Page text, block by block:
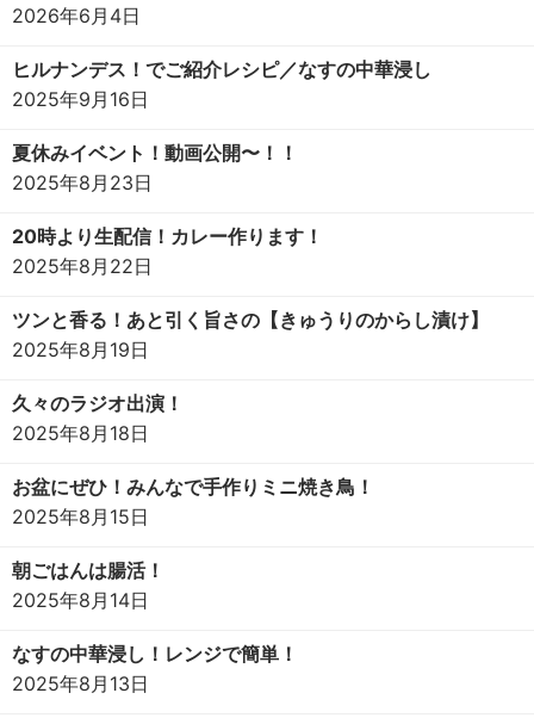
2026年6月4日
ヒルナンデス！でご紹介レシピ／なすの中華浸し
2025年9月16日
夏休みイベント！動画公開〜！！
2025年8月23日
20時より生配信！カレー作ります！
2025年8月22日
ツンと香る！あと引く旨さの【きゅうりのからし漬け】
2025年8月19日
久々のラジオ出演！
2025年8月18日
お盆にぜひ！みんなで手作りミニ焼き鳥！
2025年8月15日
朝ごはんは腸活！
2025年8月14日
なすの中華浸し！レンジで簡単！
2025年8月13日